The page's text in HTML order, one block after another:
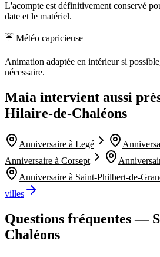
L'acompte est définitivement conservé
date et le matériel.
☔ Météo capricieuse
Animation adaptée en intérieur si
nécessaire.
Maia intervient aussi
Hilaire-de-Chaléons
Anniversaire à Legé
Anniversaire à Corsept
Anniversaire à Saint-Philbert-de-
villes
Questions fréquentes —
Chaléons